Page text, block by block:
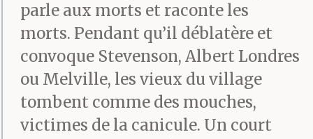
visionnant le paysage
d’en haut et déposant,
au millimètre près,
blocs de pierre,
parpaings, poutrelles et
parle aux morts et raconte les
morts. Pendant qu’il déblatère et
convoque Stevenson, Albert Londres
ou Melville, les vieux du village
tombent comme des mouches,
victimes de la canicule. Un court